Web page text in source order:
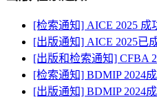
[检索通知] AICE 2025 成
[出版通知] AICE 2025已
[出版和检索通知] CFBA
[检索通知] BDMIP 2024
[出版通知] BDMIP 2024